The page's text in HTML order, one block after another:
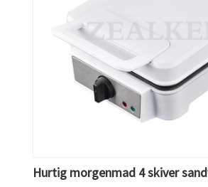
Hurtig morgenmad 4 skiver